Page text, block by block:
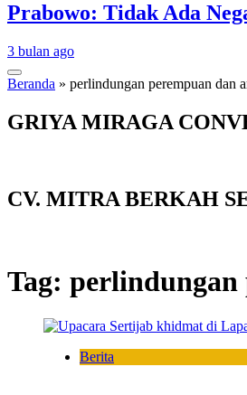
Prabowo: Tidak Ada
3 bulan ago
Beranda » perlindungan perempuan dan
GRIYA MIRAGA
CV. MITRA BERKAH
Tag: perlindungan
Berita